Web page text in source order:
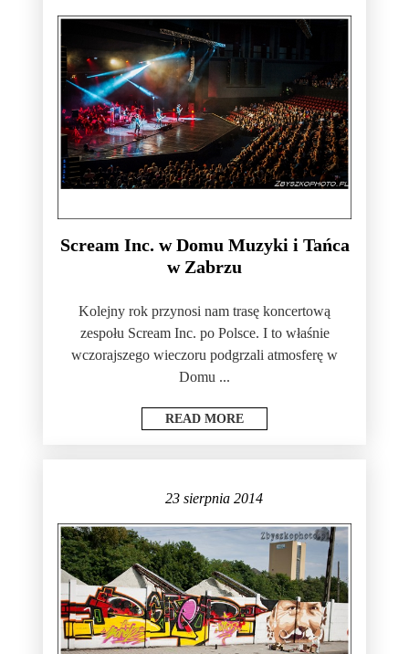
Scream Inc. w Domu Muzyki i Tańca
w Zabrzu
Kolejny rok przynosi nam trasę koncertową
zespołu Scream Inc. po Polsce. I to właśnie
wczorajszego wieczoru podgrzali atmosferę w
Domu ...
READ MORE
23 sierpnia 2014